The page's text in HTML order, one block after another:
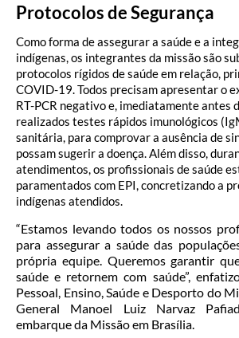
Protocolos de Segurança
Como forma de assegurar a saúde e a
indígenas, os integrantes da missão são
protocolos rígidos de saúde em relação,
COVID-19. Todos precisam apresentar o
RT-PCR negativo e, imediatamente antes
realizados testes rápidos imunológicos
sanitária, para comprovar a ausência de
possam sugerir a doença. Além disso,
atendimentos, os profissionais de saúde
paramentados com EPI, concretizando a
indígenas atendidos.
“Estamos levando todos os nossos
para assegurar a saúde das
própria equipe. Queremos garantir
saúde e retornem com saúde”,
Pessoal, Ensino, Saúde e Desporto do
General Manoel Luiz Narvaz
embarque da Missão em Brasília.